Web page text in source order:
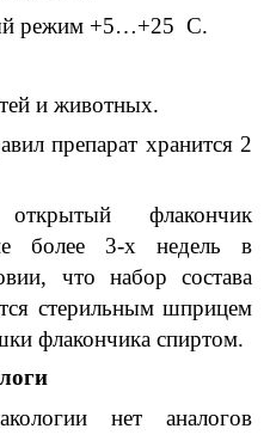
режим +5…+25 С.
и животных.
препарат хранится 2
флакончик
более 3-х недель в
, что набор состава
стерильным шприцем
флакончика спиртом.
нет аналогов